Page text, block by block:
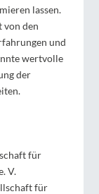
lassen.
von den
und
wertvolle
der
für
V.
für